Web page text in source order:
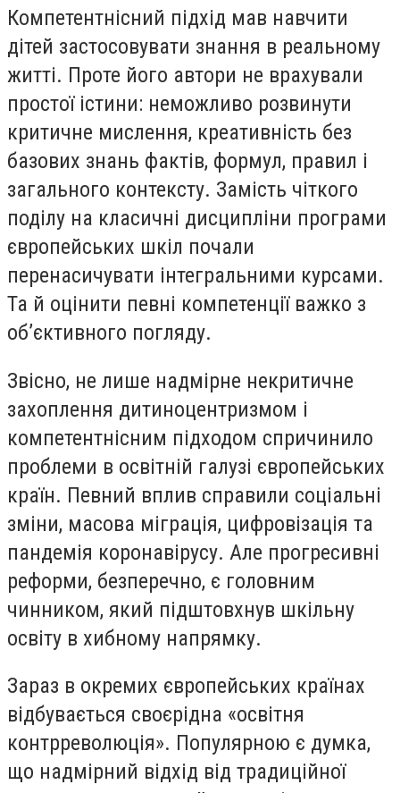
Компетентнісний підхід мав навчити
дітей застосовувати знання в реальному
житті. Проте його автори не врахували
простої істини: неможливо розвинути
критичне мислення, креативність без
базових знань фактів, формул, правил і
загального контексту. Замість чіткого
поділу на класичні дисципліни програми
європейських шкіл почали
перенасичувати інтегральними курсами.
Та й оцінити певні компетенції важко з
об’єктивного погляду.
Звісно, не лише надмірне некритичне
захоплення дитиноцентризмом і
компетентнісним підходом спричинило
проблеми в освітній галузі європейських
країн. Певний вплив справили соціальні
зміни, масова міграція, цифровізація та
пандемія коронавірусу. Але прогресивні
реформи, безперечно, є головним
чинником, який підштовхнув шкільну
освіту в хибному напрямку.
Зараз в окремих європейських країнах
відбувається своєрідна «освітня
контрреволюція». Популярною є думка,
що надмірний відхід від традиційної